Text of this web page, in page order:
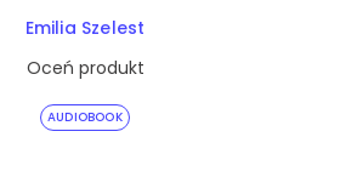
AUDIOBOOK
Emilia Szelest
Oceń produkt